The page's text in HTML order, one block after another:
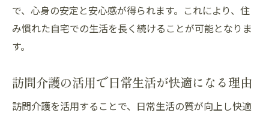
で、心身の安定と安心感が得られます。これにより、住
み慣れた自宅での生活を長く続けることが可能となりま
す。
訪問介護の活用で日常生活が快適になる理由
訪問介護を活用することで、日常生活の質が向上し快適